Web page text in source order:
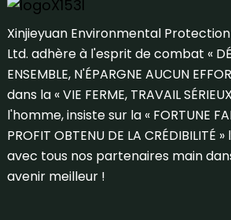
Xinjieyuan Environmental
Ltd. adhère à l'esprit de combat «
ENSEMBLE, N'ÉPARGNE AUCUN
dans la « VIE FERME, TRAVAIL
l'homme, insiste sur la « FORTUNE
PROFIT OBTENU DE LA
avec tous nos partenaires main
avenir meilleur !